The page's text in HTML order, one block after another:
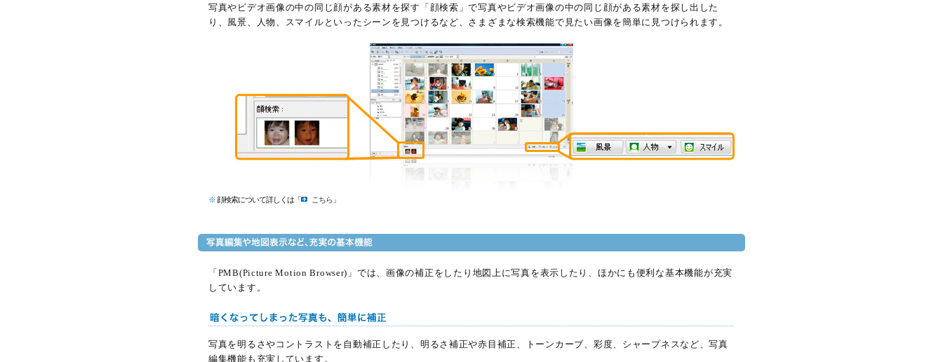
写真やビデオ画像の中の同じ顔がある素材を探す「顔検索」で写真やビデオ画像の中の同じ顔がある素材を探し出した
り、風景、人物、スマイルといったシーンを見つけるなど、さまざまな検索機能で見たい画像を簡単に見つけられます。
※ 顔検索について詳しくは「 こちら 」
「PMB(Picture Motion Browser)」では、画像の補正をしたり地図上に写真を表示したり、ほかにも便利な基本機能が充実
しています。
写真を明るさやコントラストを自動補正したり、明るさ補正や赤目補正、トーンカーブ、彩度、シャープネスなど、写真
編集機能も充実しています。